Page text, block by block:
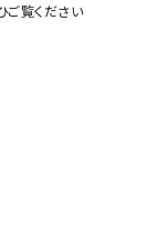
ご覧ください